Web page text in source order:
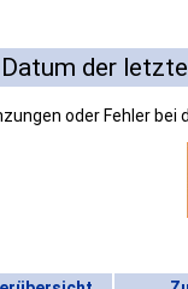
Datum der
oder Fehler